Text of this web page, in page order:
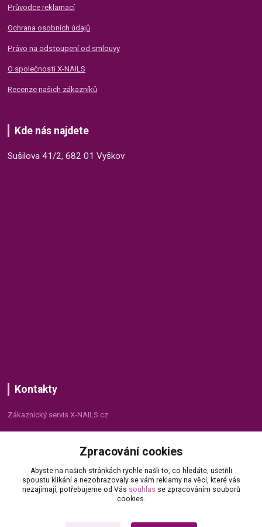
Průvodce reklamací
Ochrana osobních údajů
Právo na odstoupení od smlouvy
O společnosti X-NAILS
Recenze našich zákazníků
Kde nás najdete
Sušilova 41/2, 682 01 Vyškov
Kontakty
Zákaznický servis X-NAILS.cz
+420 735 055 075
(Po - Pá, 8 - 16 hod.)
info@x-nails.cz
Zpracování cookies
Abyste na našich stránkách rychle našli to, co hledáte, ušetřili
spoustu klikání a nezobrazovaly se vám reklamy na věci, které vás
nezajímají, potřebujeme od Vás souhlas se zpracováním souborů
cookies.